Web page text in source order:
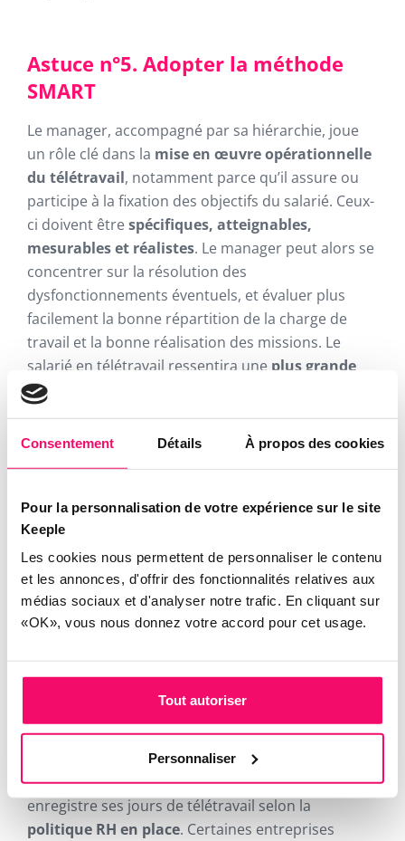
Consentement Détails À propos des cookies
Pour la personnalisation de votre expérience sur le site
Keeple
Les cookies nous permettent de personnaliser le contenu
et les annonces, d'offrir des fonctionnalités relatives aux
médias sociaux et d'analyser notre trafic. En cliquant sur
«OK», vous nous donnez votre accord pour cet usage.
Tout autoriser
Personnaliser
Astuce n°5. Adopter la méthode
SMART
Le manager, accompagné par sa hiérarchie, joue
un rôle clé dans la mise en œuvre opérationnelle
du télétravail, notamment parce qu’il assure ou
participe à la fixation des objectifs du salarié. Ceux-
ci doivent êtrespécifiques, atteignables,
mesurables et réalistes. Le manager peut alors se
concentrer sur la résolution des
dysfonctionnements éventuels, et évaluer plus
facilement la bonne répartition de la charge de
travail et la bonne réalisation des missions. Le
salarié en télétravail ressentira une plus grande
autonomie
Astuce n°6. S’équiper d’un outil de
comme Keeple
De la même manière que le recours à unoutil de
gestion des absences et des congésaide les
managers à adapter les plannings,un outil de
suivi des jours de télétravail permet devérifier si
joignable, ou s’il est absent(maladie ou congé).
Partenaire des services RH, des managers et des
collaborateurs,Keeple complète son logiciel RH
nouvelle fonctionnalitédédiée à la
gestion des jours de télétravail. Le travailleur
enregistre ses jours de télétravail selon la
politique RH en place. Certaines entreprises